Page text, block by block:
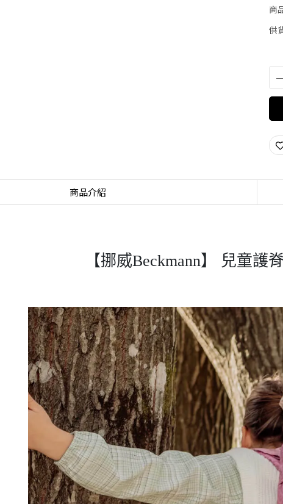
商
供
商品介紹
【挪威Beckmann】 兒童護